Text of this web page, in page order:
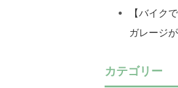
【バイク
ガレージ
カテゴリー